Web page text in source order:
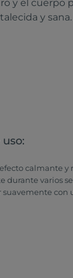
y el cuerpo
y sana.
calmante y
durante varios
suavemente con